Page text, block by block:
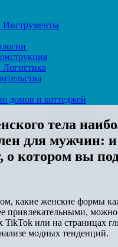
домов и коттеджей
тела
для мужчин: и
о котором вы
какие женские формы
привлекательными,
TikTok или на страницах
модных тенденций.